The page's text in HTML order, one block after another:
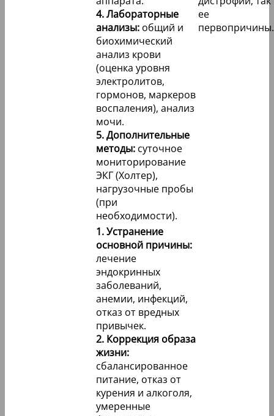
4. Лабораторные
анализы: общий и
биохимический
анализ крови
(оценка уровня
электролитов,
гормонов, маркеров
воспаления), анализ
мочи.
5. Дополнительные
методы: суточное
мониторирование
ЭКГ (Холтер),
нагрузочные пробы
(при
необходимости).
ее
первопричины.
1. Устранение
основной причины:
лечение
эндокринных
заболеваний,
анемии, инфекций,
отказ от вредных
привычек.
2. Коррекция образа
жизни:
сбалансированное
питание, отказ от
курения и алкоголя,
умеренные